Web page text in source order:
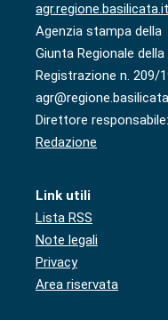
agr.regione.basilicata.it
Agenzia stampa della
Giunta Regionale
Registrazione n. 209/
Direttore responsabile:
Redazione
Link utili
Lista RSS
Note legali
Privacy
Area riservata